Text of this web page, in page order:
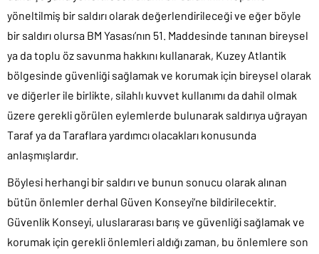
yöneltilmiş bir saldırı olarak değerlendirileceği ve eğer böyle
bir saldırı olursa BM Yasası’nın 51. Maddesinde tanınan bireysel
ya da toplu öz savunma hakkını kullanarak, Kuzey Atlantik
bölgesinde güvenliği sağlamak ve korumak için bireysel olarak
ve diğerler ile birlikte, silahlı kuvvet kullanımı da dahil olmak
üzere gerekli görülen eylemlerde bulunarak saldırıya uğrayan
Taraf ya da Taraflara yardımcı olacakları konusunda
anlaşmışlardır.
Böylesi herhangi bir saldırı ve bunun sonucu olarak alınan
bütün önlemler derhal Güven Konseyi’ne bildirilecektir.
Güvenlik Konseyi, uluslararası barış ve güvenliği sağlamak ve
korumak için gerekli önlemleri aldığı zaman, bu önlemlere son